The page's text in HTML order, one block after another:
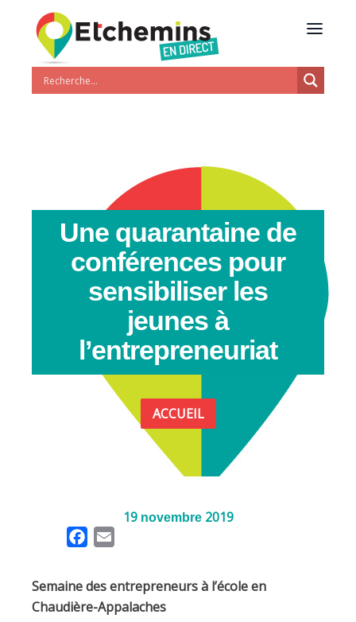
Une quarantaine de
conférences pour
sensibiliser les
jeunes à
l’entrepreneuriat
ACCUEIL
19 novembre 2019
e
b
i
l
Semaine des entrepreneurs à l’école en
Chaudière-Appalaches